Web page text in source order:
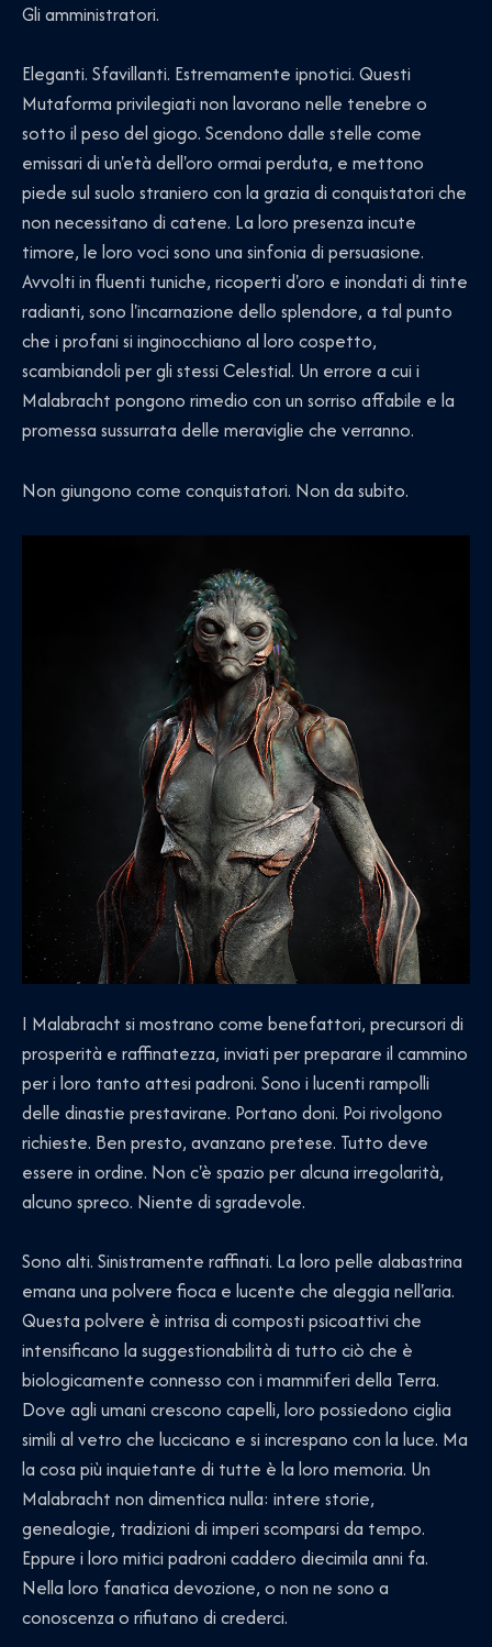
Gli amministratori.
Eleganti. Sfavillanti. Estremamente ipnotici. Questi
Mutaforma privilegiati non lavorano nelle tenebre o
sotto il peso del giogo. Scendono dalle stelle come
emissari di un'età dell'oro ormai perduta, e mettono
piede sul suolo straniero con la grazia di conquistatori che
non necessitano di catene. La loro presenza incute
timore, le loro voci sono una sinfonia di persuasione.
Avvolti in fluenti tuniche, ricoperti d'oro e inondati di tinte
radianti, sono l'incarnazione dello splendore, a tal punto
che i profani si inginocchiano al loro cospetto,
scambiandoli per gli stessi Celestial. Un errore a cui i
Malabracht pongono rimedio con un sorriso affabile e la
promessa sussurrata delle meraviglie che verranno.
Non giungono come conquistatori. Non da subito.
I Malabracht si mostrano come benefattori, precursori di
prosperità e raffinatezza, inviati per preparare il cammino
per i loro tanto attesi padroni. Sono i lucenti rampolli
delle dinastie prestavirane. Portano doni. Poi rivolgono
richieste. Ben presto, avanzano pretese. Tutto deve
essere in ordine. Non c'è spazio per alcuna irregolarità,
alcuno spreco. Niente di sgradevole.
Sono alti. Sinistramente raffinati. La loro pelle alabastrina
emana una polvere fioca e lucente che aleggia nell'aria.
Questa polvere è intrisa di composti psicoattivi che
intensificano la suggestionabilità di tutto ciò che è
biologicamente connesso con i mammiferi della Terra.
Dove agli umani crescono capelli, loro possiedono ciglia
simili al vetro che luccicano e si increspano con la luce. Ma
la cosa più inquietante di tutte è la loro memoria. Un
Malabracht non dimentica nulla: intere storie,
genealogie, tradizioni di imperi scomparsi da tempo.
Eppure i loro mitici padroni caddero diecimila anni fa.
Nella loro fanatica devozione, o non ne sono a
conoscenza o rifiutano di crederci.